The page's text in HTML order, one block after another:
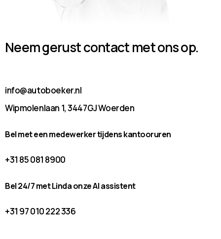
Neem gerust contact met ons op.
info@autoboeker.nl
Wipmolenlaan 1, 3447GJ Woerden
Bel met een medewerker tijdens kantooruren
+31 85 081 8900
Bel 24/7 met Linda onze AI assistent
+31 97 010 222 336